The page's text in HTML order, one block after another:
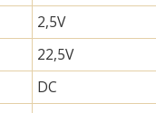
2,5V
22,5V
DC